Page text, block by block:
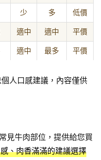
少 多 低價
適中 適中 平價
適中 最多 平價
人口感建議，內容僅供
見牛肉部位，提供給您買
、肉香滿滿的建議選擇